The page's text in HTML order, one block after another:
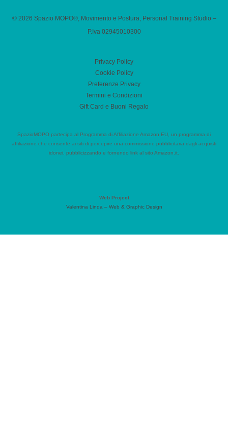
© 2026 Spazio MOPO®, Movimento e Postura, Personal Training Studio –
P.Iva 0​2945010300
Privacy Policy
Cookie Policy
Preferenze Privacy
Termini e Condizioni
Gift Card e Buoni Regalo
SpazioMOPO partecipa al Programma di Affiliazione Amazon EU, un programma di
affiliazione che consente ai siti di percepire una commissione pubblicitaria dagli acquisti
idonei, pubblicizzando e fornendo link al sito Amazon.it.
Web Project
Valentina Linda – Web & Graphic Design